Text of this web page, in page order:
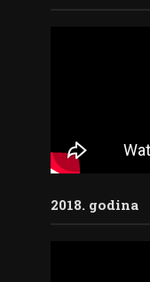
2018. godina